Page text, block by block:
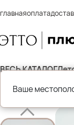
главнаяоплата
ВЕСЬ КАТАЛОГ
Главная Свитшоты
Ваше